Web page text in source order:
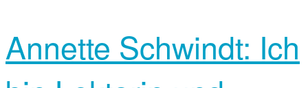
Annette Schwindt: Ich